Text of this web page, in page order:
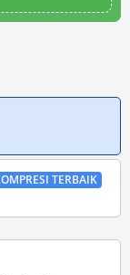
TERBAIK